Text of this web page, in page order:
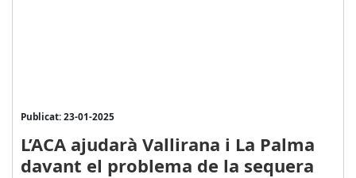
Publicat: 23-01-2025
L’ACA ajudarà Vallirana i La Palma
davant el problema de la sequera